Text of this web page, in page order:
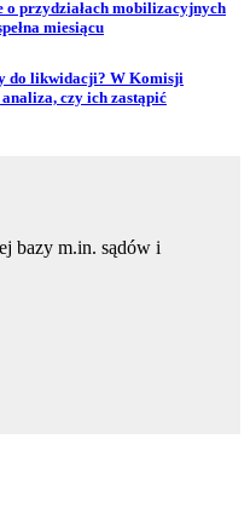
o przydziałach mobilizacyjnych
miesiącu
do likwidacji? W Komisji
czy ich zastąpić
bazy m.in. sądów i